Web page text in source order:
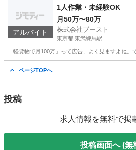
アルバイト
1人作業・未経験OK
月50万〜80万
株式会社ブースト
東京都 東武練馬駅
「軽貨物で月100万」って広告、よく見ますよね
ページTOPへ
投稿
求人情報を無料で掲
投稿画面へ (無